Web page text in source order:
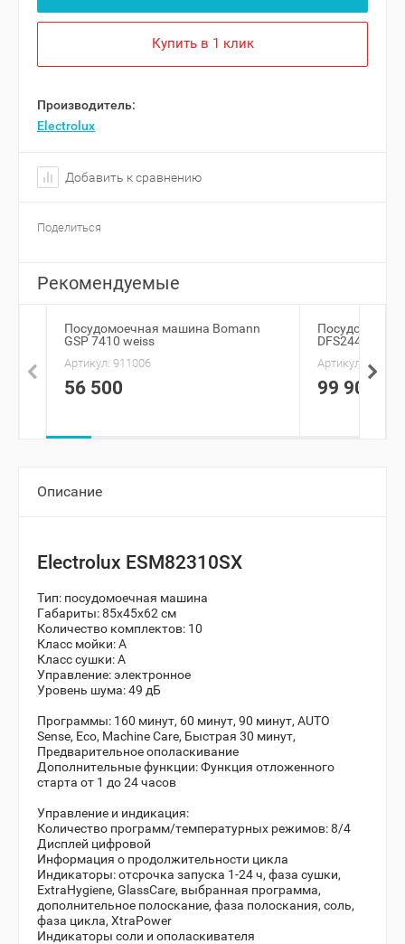
Купить в 1 клик
Производитель:
Electrolux
Добавить к сравнению
Поделиться
Рекомендуемые
Посудомоечная машина Bomann
GSP 7410 weiss
Артикул: 911006
56 500
DFS244IB.W/1
Артикул:
99 900
Описание
Electrolux ESM82310SX
Тип: посудомоечная машина
Габариты: 85x45x62 см
Количество комплектов: 10
Класс мойки: A
Класс сушки: A
Управление: электронное
Уровень шума: 49 дБ
Программы: 160 минут, 60 минут, 90 минут, AUTO
Sense, Eco, Machine Care, Быстрая 30 минут,
Предварительное ополаскивание
Дополнительные функции:Функция отложенного
старта от 1 до 24 часов
Управление и индикация:
Количество программ/температурных режимов: 8/4
Дисплей цифровой
Информация о продолжительности цикла
Индикаторы: отсрочка запуска 1-24 ч, фаза сушки,
ExtraHygiene, GlassCare, выбранная программа,
дополнительное полоскание, фаза полоскания, соль,
фаза цикла, XtraPower
Индикаторы соли и ополаскивателя